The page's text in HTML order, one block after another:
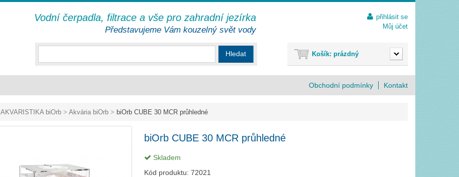
AKVARISTIKA biOrb > Akvária biOrb > biOrb CUBE 30 MCR průhledné
biOrb CUBE 30 MCR průhledné
Skladem
Kód produktu: 72021
Obchodní podmínky Kontakt
Hledat
přihlásit se
Můj účet
Košík: prázdný
Vodní čerpadla, filtrace a vše pro zahradní jezírka
Představujeme Vám kouzelný svět vody